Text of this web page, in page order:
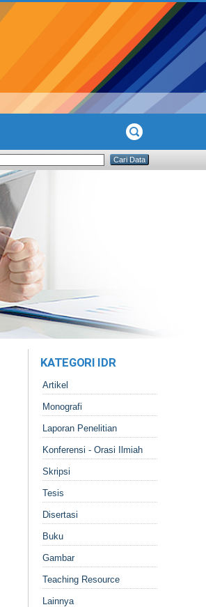
KATEGORI IDR
Artikel
Monografi
Laporan Penelitian
Konferensi - Orasi Ilmiah
Skripsi
Tesis
Disertasi
Buku
Gambar
Teaching Resource
Lainnya